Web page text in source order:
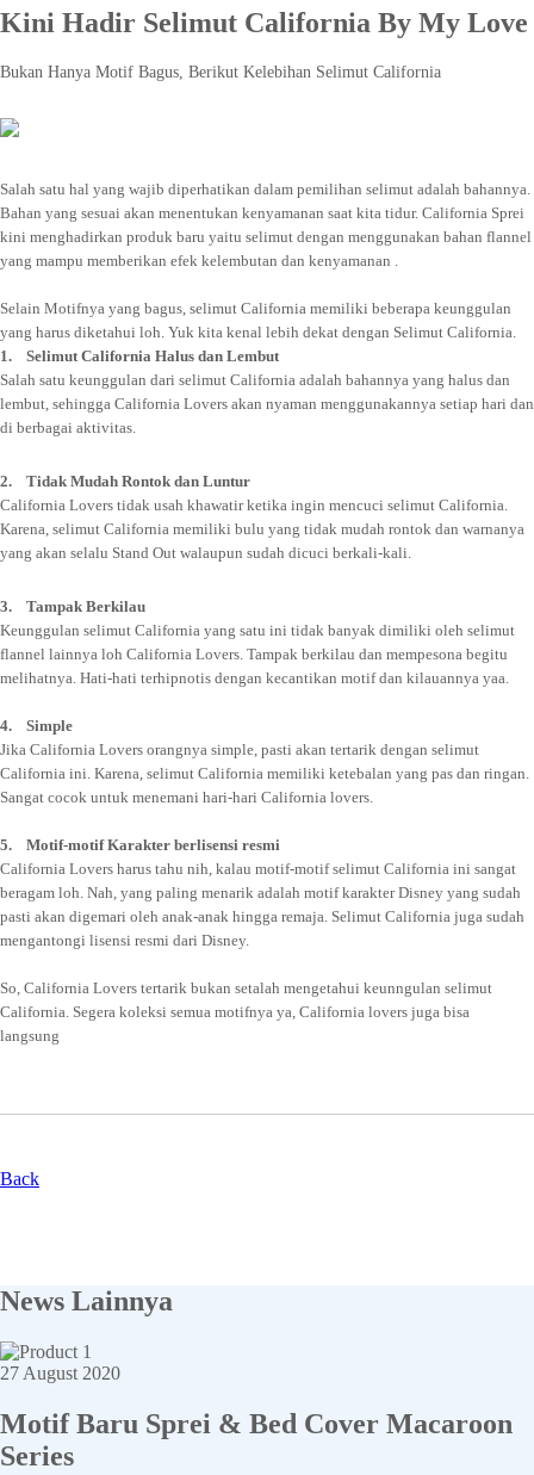
Kini Hadir Selimut California By My Love
Bukan Hanya Motif Bagus, Berikut Kelebihan Selimut California
Salah satu hal yang wajib diperhatikan dalam pemilihan selimut adalah bahannya.
Bahan yang sesuai akan menentukan kenyamanan saat kita tidur. California Sprei
kini menghadirkan produk baru yaitu selimut dengan menggunakan bahan flannel
yang mampu memberikan efek kelembutan dan kenyamanan .
Selain Motifnya yang bagus, selimut California memiliki beberapa keunggulan
yang harus diketahui loh. Yuk kita kenal lebih dekat dengan Selimut California.
1. Selimut California Halus dan Lembut
Salah satu keunggulan dari selimut California adalah bahannya yang halus dan
lembut, sehingga California Lovers akan nyaman menggunakannya setiap hari dan
di berbagai aktivitas.
2. Tidak Mudah Rontok dan Luntur
California Lovers tidak usah khawatir ketika ingin mencuci selimut California.
Karena, selimut California memiliki bulu yang tidak mudah rontok dan warnanya
yang akan selalu Stand Out walaupun sudah dicuci berkali-kali.
3. Tampak Berkilau
Keunggulan selimut California yang satu ini tidak banyak dimiliki oleh selimut
flannel lainnya loh California Lovers. Tampak berkilau dan mempesona begitu
melihatnya. Hati-hati terhipnotis dengan kecantikan motif dan kilauannya yaa.
4. Simple
Jika California Lovers orangnya simple, pasti akan tertarik dengan selimut
California ini. Karena, selimut California memiliki ketebalan yang pas dan ringan.
Sangat cocok untuk menemani hari-hari California lovers.
5. Motif-motif Karakter berlisensi resmi
California Lovers harus tahu nih, kalau motif-motif selimut California ini sangat
beragam loh. Nah, yang paling menarik adalah motif karakter Disney yang sudah
pasti akan digemari oleh anak-anak hingga remaja. Selimut California juga sudah
mengantongi lisensi resmi dari Disney.
So, California Lovers tertarik bukan setalah mengetahui keunngulan selimut
California. Segera koleksi semua motifnya ya, California lovers juga bisa
langsung
Back
News Lainnya
27 August 2020
Motif Baru Sprei & Bed Cover Macaroon
Series